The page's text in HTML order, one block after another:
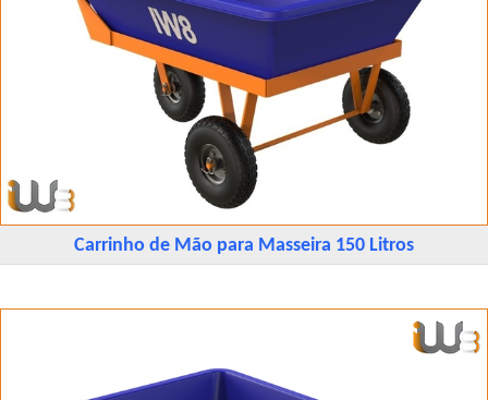
Carrinho de Mão para Masseira 150 Litros